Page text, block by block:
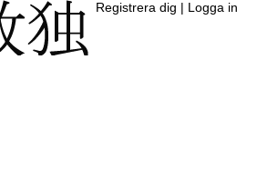
Registrera dig | Logga in